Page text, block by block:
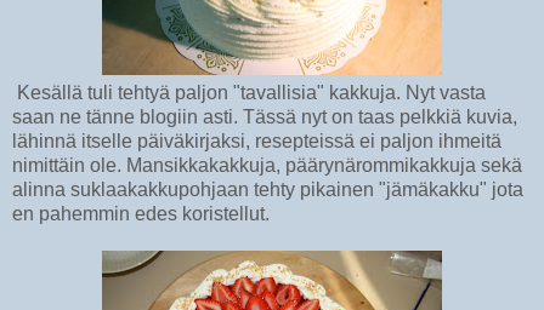
Kesällä tuli tehtyä paljon "tavallisia" kakkuja. Nyt vasta
saan ne tänne blogiin asti. Tässä nyt on taas pelkkiä kuvia,
lähinnä itselle päiväkirjaksi, resepteissä ei paljon ihmeitä
nimittäin ole. Mansikkakakkuja, päärynärommikakkuja sekä
alinna suklaakakkupohjaan tehty pikainen "jämäkakku" jota
en pahemmin edes koristellut.